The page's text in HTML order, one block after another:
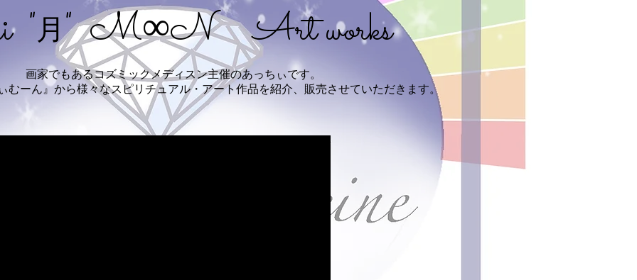
"月" M∞N Art works
画家でもあるコズミックメディスン主催のあっちぃです。
むーん』から様々なスピリチュアル・アート作品を紹介、販売させていただきます。